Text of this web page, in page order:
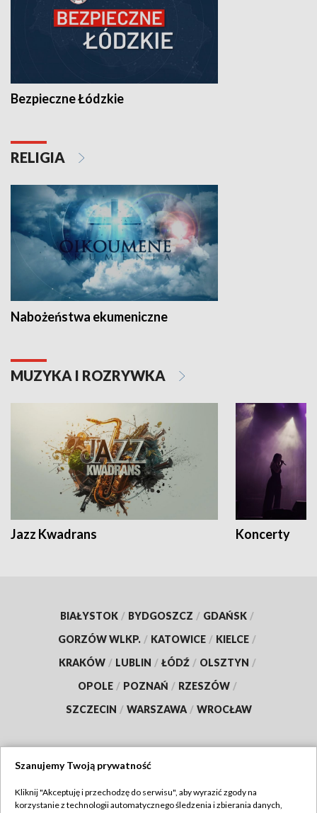
Bezpieczne Łódzkie
RELIGIA
Nabożeństwa ekumeniczne
MUZYKA I ROZRYWKA
Jazz Kwadrans Koncerty
BIAŁYSTOK / BYDGOSZCZ / GDAŃSK /
GORZÓW WLKP. / KATOWICE / KIELCE /
KRAKÓW / LUBLIN / ŁÓDŹ / OLSZTYN /
OPOLE / POZNAŃ / RZESZÓW /
SZCZECIN / WARSZAWA / WROCŁAW
TVP
Szanujemy Twoją prywatność
Kliknij "Akceptuję i przechodzę do serwisu", aby wyrazić zgody na
korzystanie z technologii automatycznego śledzenia i zbierania danych,